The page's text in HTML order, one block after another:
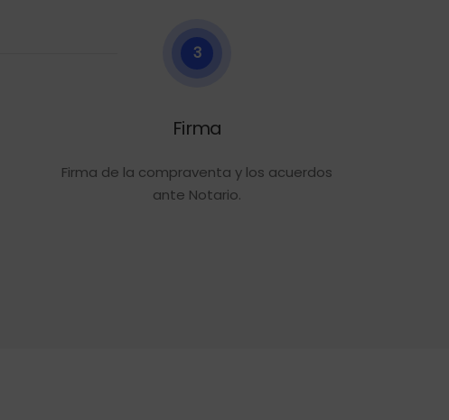
3
Firma
Firma de la compraventa y los acuerdos
ante Notario.